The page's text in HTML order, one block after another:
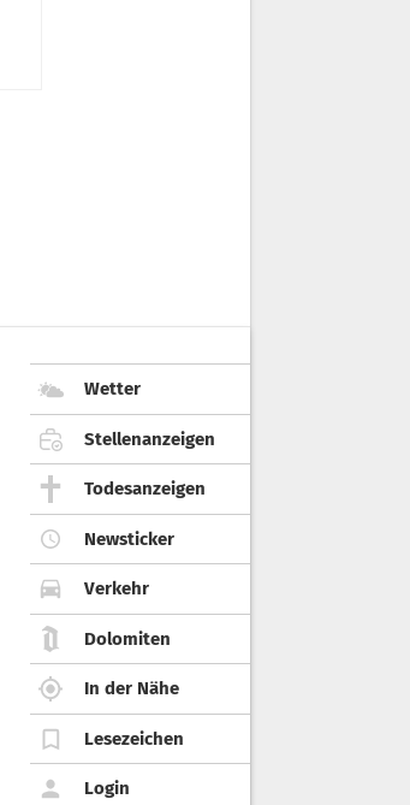
Wetter
Stellenanzeigen
Todesanzeigen
Newsticker
Verkehr
Dolomiten
In der Nähe
Lesezeichen
Login